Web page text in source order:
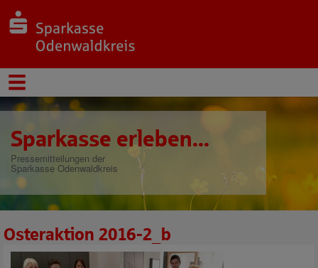
Sparkasse erleben...
Pressemitteilungen der
Sparkasse Odenwaldkreis
Osteraktion 2016-2_b